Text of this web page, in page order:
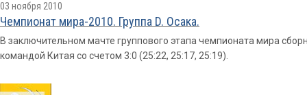
03 ноября 2010
Чемпионат мира-2010. Группа D. Осака.
В заключительном мачте группового этапа чемпионата мира
командой Китая со счетом 3:0 (25:22, 25:17, 25:19).